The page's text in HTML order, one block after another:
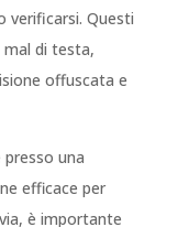
verificarsi. Questi
di testa,
offuscata e
una
efficace per
è importante